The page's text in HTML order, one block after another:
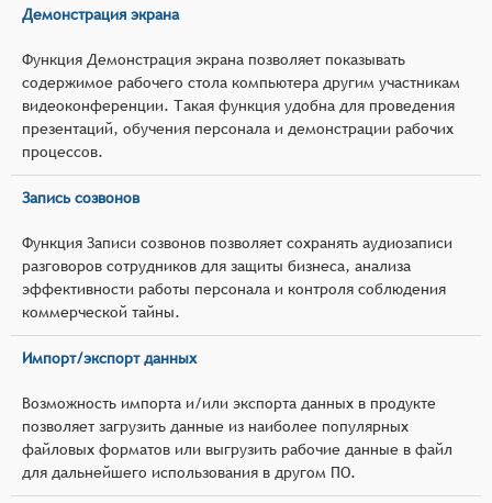
Демонстрация экрана
Функция Демонстрация экрана позволяет показывать
содержимое рабочего стола компьютера другим участникам
видеоконференции. Такая функция удобна для проведения
презентаций, обучения персонала и демонстрации рабочих
процессов.
Запись созвонов
Функция Записи созвонов позволяет сохранять аудиозаписи
разговоров сотрудников для защиты бизнеса, анализа
эффективности работы персонала и контроля соблюдения
коммерческой тайны.
Импорт/экспорт данных
Возможность импорта и/или экспорта данных в продукте
позволяет загрузить данные из наиболее популярных
файловых форматов или выгрузить рабочие данные в файл
для дальнейшего использования в другом ПО.